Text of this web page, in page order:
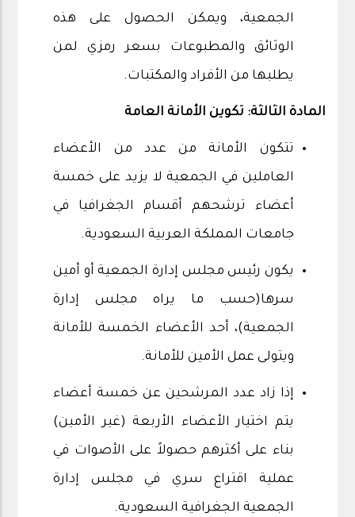
الجمعية، ويمكن الحصول على هذه
الوثائق والمطبوعات بسعر رمزي لمن
يطلبها من الأفراد والمكتبات.
المادة الثالثة: تكوين الأمانة العامة
تتكون الأمانة من عدد من الأعضاء
العاملين في الجمعية لا يزيد على خمسة
أعضاء ترشحهم أقسام الجغرافيا في
جامعات المملكة العربية السعودية.
يكون رئيس مجلس إدارة الجمعية أو أمين
سرها(حسب ما يراه مجلس إدارة
الجمعية)، أحد الأعضاء الخمسة للأمانة
ويتولى عمل الأمين للأمانة.
إذا زاد عدد المرشحين عن خمسة أعضاء
يتم اختيار الأعضاء الأربعة (غير الأمين)
بناء على أكثرهم حصولاً على الأصوات في
عملية اقتراع سري في مجلس إدارة
الجمعية الجغرافية السعودية.